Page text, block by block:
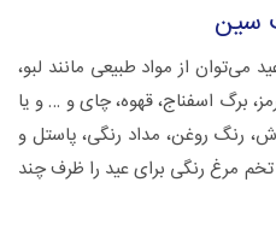
سین
از مواد طبیعی مانند لبو،
برگ اسفناج، قهوه، چای و … و یا
رنگ روغن، مداد رنگی، پاستل و
تخم‌ مرغ‌ رنگی برای عید را ظرف چند